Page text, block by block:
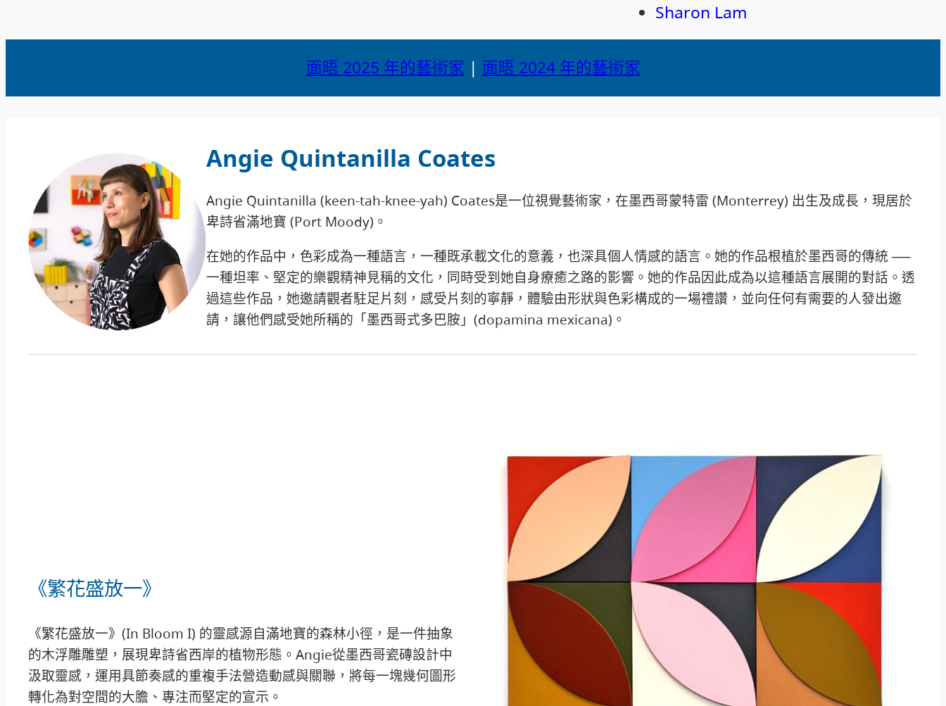
Sharon Lam
面晤 2025 年的藝術家 | 面晤 2024 年的藝術家
Angie Quintanilla Coates
Angie Quintanilla (keen-tah-knee-yah) Coates是一位視覺藝術家，在墨西哥蒙特雷 (Monterrey) 出生及成長，現居於
卑詩省滿地寶 (Port Moody)。
在她的作品中，色彩成為一種語言，一種既承載文化的意義，也深具個人情感的語言。她的作品根植於墨西哥的傳統 ──
一種坦率、堅定的樂觀精神見稱的文化，同時受到她自身療癒之路的影響。她的作品因此成為以這種語言展開的對話。透
過這些作品，她邀請觀者駐足片刻，感受片刻的寧靜，體驗由形狀與色彩構成的一場禮讚，並向任何有需要的人發出邀
請，讓他們感受她所稱的「墨西哥式多巴胺」(dopamina mexicana)。
《繁花盛放一》
《繁花盛放一》(In Bloom I) 的靈感源自滿地寶的森林小徑，是一件抽象
的木浮雕雕塑，展現卑詩省西岸的植物形態。Angie從墨西哥瓷磚設計中
汲取靈感，運用具節奏感的重複手法營造動感與關聯，將每一塊幾何圖形
轉化為對空間的大膽、專注而堅定的宣示。